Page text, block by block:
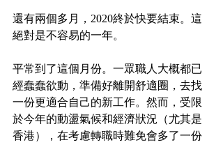
還有兩個多月，2020終於快要結束。這
絕對是不容易的一年。
平常到了這個月份。一眾職人大概都已
經蠢蠢欲動，準備好離開舒適圈，去找
一份更適合自己的新工作。然而，受限
於今年的動盪氣候和經濟狀況（尤其是
香港），在考慮轉職時難免會多了一份